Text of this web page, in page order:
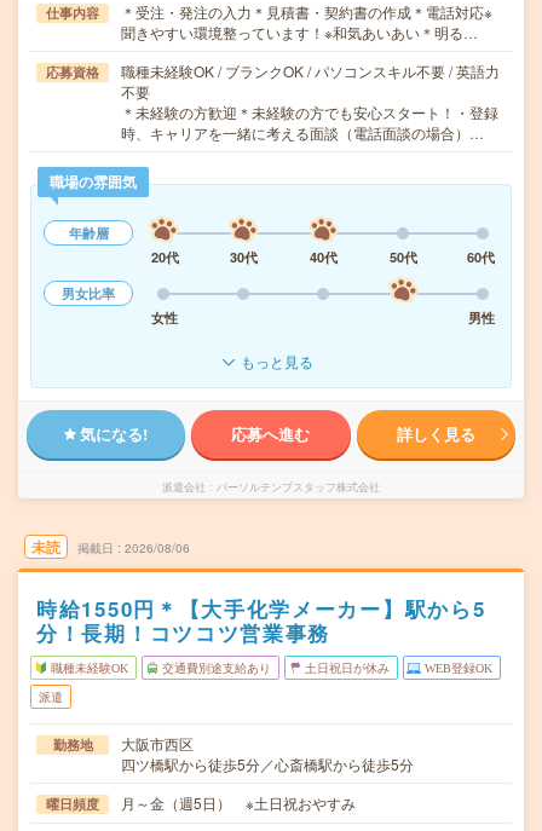
仕事内容
＊受注・発注の入力＊見積書・契約書の作成＊電話対応※
聞きやすい環境整っています！※和気あいあい＊明る…
応募資格
職種未経験OK / ブランクOK / パソコンスキル不要 / 英語力
不要
＊未経験の方歓迎＊未経験の方でも安心スタート！・登録
時、キャリアを一緒に考える面談（電話面談の場合）…
職場の雰囲気
年齢層
20代
30代 40代 50代
60代
男女比率
女性
男性
もっと見る
気になる! 応募へ進む 詳しく見る
派遣会社 パーソルテンプスタッフ株式会社
未読 掲載日 2026/08/06
時給1550円＊【大手化学メーカー】駅から5
分！長期！コツコツ営業事務
職種未経験OK 交通費別途支給あり 土日祝日が休み WEB登録OK
派遣
勤務地
大阪市西区
四ツ橋駅から徒歩5分／心斎橋駅から徒歩5分
曜日頻度 月～金（週5日） ※土日祝おやすみ